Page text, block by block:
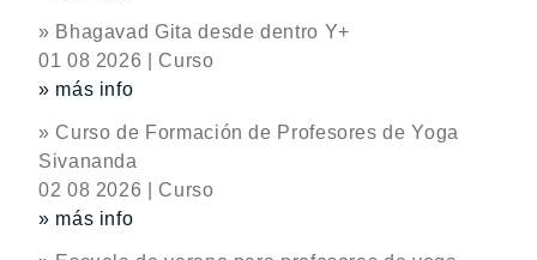
» Bhagavad Gita desde dentro Y+
01 08 2026 | Curso
» más info
» Curso de Formación de Profesores de Yoga
Sivananda
02 08 2026 | Curso
» más info